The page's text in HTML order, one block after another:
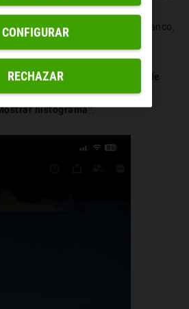
la pantallade tu móvil. Esto
que tienen un tono más blanco,
tendrás que tocar
“Opciones de
los tres puntos de arriba a la
histograma”.
RECHAZAR
CONFIGURAR